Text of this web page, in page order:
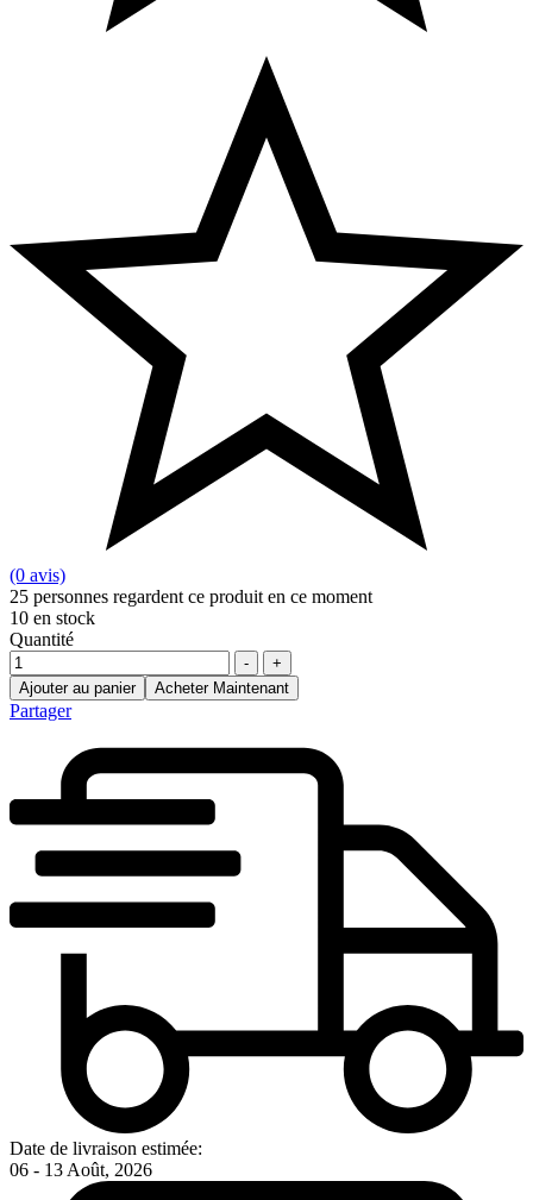
(0 avis)
25 personnes regardent ce produit en ce moment
10 en stock
Quantité
-
+
Ajouter au panier
Acheter Maintenant
Partager
Date de livraison estimée:
06 - 13 Août, 2026